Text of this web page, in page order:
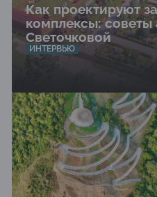
Как проектируют
комплексы: советы
Светочковой
ИНТЕРВЬЮ